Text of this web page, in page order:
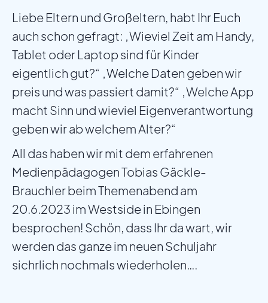
Liebe Eltern und Großeltern, habt Ihr Euch
auch schon gefragt: „Wieviel Zeit am Handy,
Tablet oder Laptop sind für Kinder
eigentlich gut?“ „Welche Daten geben wir
preis und was passiert damit?“ „Welche App
macht Sinn und wieviel Eigenverantwortung
geben wir ab welchem Alter?“
All das haben wir mit dem erfahrenen
Medienpädagogen Tobias Gäckle-
Brauchler beim Themenabend am
20.6.2023 im Westside in Ebingen
besprochen! Schön, dass Ihr da wart, wir
werden das ganze im neuen Schuljahr
sichrlich nochmals wiederholen….